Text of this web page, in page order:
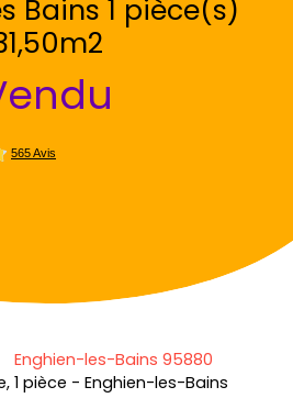
Bains 1 pièce(s)
Enghien-les-Bains 95880
1 pièce - Enghien-les-Bains